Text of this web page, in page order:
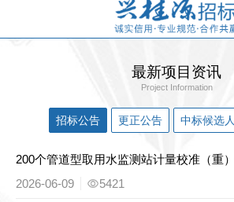
最新项目资讯
Project Information
招标公告 更正公告 中标候选人
2026-06-09
5421